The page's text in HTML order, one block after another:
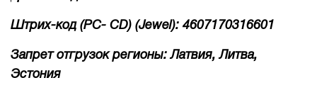
Штрих-код (PC- CD) (Jewel): 4607170316601
Запрет отгрузок регионы: Латвия, Литва,
Эстония